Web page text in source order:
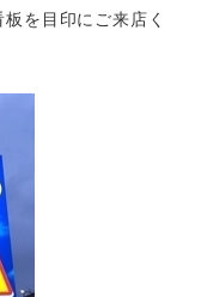
を目印にご来店く